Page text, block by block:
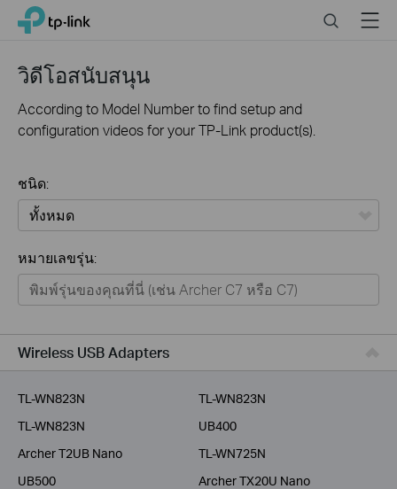
Click
the
navigation
TP-Link, Reliably Smart SearchMenu
วิดีโอสนับสนุน
According to Model Number to find setup and
configuration videos for your TP-Link product(s).
ชนิด:
Home
Smart Home
Business
Service Provider
หมายเลขรุ่น:
Wireless USB Adapters
TL-WN823N
TL-WN823N
TL-WN823N
UB400
Archer T2UB Nano
TL-WN725N
UB500
Archer TX20U Nano